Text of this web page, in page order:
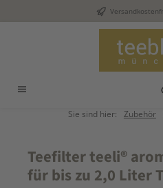
Zum Hauptinhalt springen
Sie sind hier: Zubehör
Teefilter teeli®
für bis zu 2,0 Liter